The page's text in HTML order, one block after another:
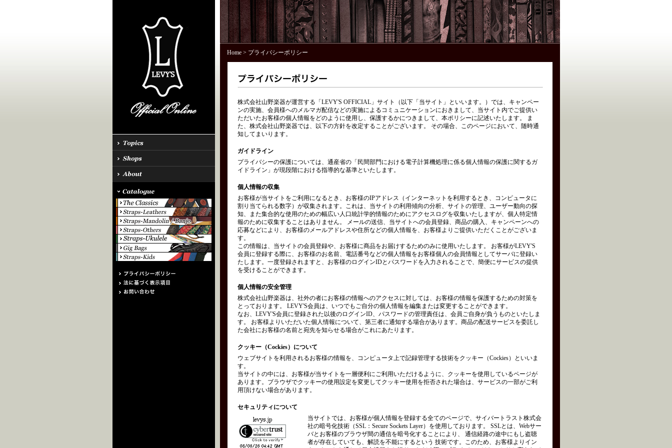
Home> プライバシーポリシー
株式会社山野楽器が運営する「LEVY'S OFFICIAL」サイト（以下「当サイト」といいます。）では、キャンペー
ンの実施、会員様へのメルマガ配信などの実施によるコミュニケーションにおきまして、当サイト内でご提供い
ただいたお客様の個人情報をどのように使用し、保護するかにつきまして、本ポリシーに記述いたします。 ま
た、株式会社山野楽器では、以下の方針を改定することがございます。 その場合、このページにおいて、随時通
知してまいります。
ガイドライン
プライバシーの保護については、通産省の「民間部門における電子計算機処理に係る個人情報の保護に関するガ
イドライン」が現段階における指導的な基準といたします。
個人情報の収集
お客様が当サイトをご利用になるとき、お客様のIPアドレス（インターネットを利用するとき、コンピュータに
割り当てられる数字）が収集されます。これは、当サイトの利用傾向の分析、サイトの管理、ユーザー動向の探
知、また集合的な使用のための幅広い人口統計学的情報のためにアクセスログを収集いたしますが、個人特定情
報のために収集することはありません。 メールの送信、当サイトへの会員登録、商品の購入、キャンペーンへの
応募などにより、お客様のメールアドレスや住所などの個人情報を、お客様よりご提供いただくことがございま
す。
この情報は、当サイトの会員登録や、お客様に商品をお届けするためのみに使用いたします。 お客様がLEVY'S
会員に登録する際に、お客様のお名前、電話番号などの個人情報をお客様個人の会員情報としてサーバに登録い
たします。一度登録されますと、お客様のログインIDとパスワードを入力されることで、簡便にサービスの提供
を受けることができます。
個人情報の安全管理
株式会社山野楽器は、社外の者にお客様の情報へのアクセスに対しては、お客様の情報を保護するための対策を
とっております。 LEVY'S会員は、いつでもご自分の個人情報を編集または変更することができます。
なお、LEVY'S会員に登録された以後のログインID、パスワードの管理責任は、会員ご自身が負うものといたしま
す。 お客様よりいただいた個人情報について、第三者に通知する場合があります。商品の配送サービスを委託し
た会社にお客様の名前と宛先を知らせる場合がこれにあたります。
クッキー（Cockies）について
ウェブサイトを利用されるお客様の情報を、コンピュータ上で記録管理する技術をクッキー（Cockies）といいま
す。
当サイトの中には、お客様が当サイトを一層便利にご利用いただけるように、クッキーを使用しているページが
あります。ブラウザでクッキーの使用設定を変更してクッキー使用を拒否された場合は、サービスの一部がご利
用頂けない場合があります。
セキュリティについて
当サイトでは、お客様が個人情報を登録する全てのページで、サイバートラスト株式会
社の暗号化技術（SSL：Secure Sockets Layer）を使用しております。 SSLとは、Webサー
バとお客様のブラウザ間の通信を暗号化することにより、 通信経路の途中にもし盗聴
者が存在していても、解読を不能にするという 技術です。このため、お客様よりイン